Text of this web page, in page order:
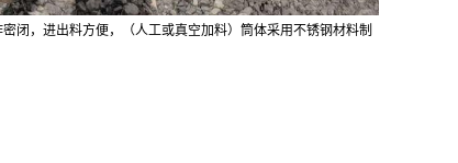
闭，进出料方便，（人工或真空加料）筒体采用不锈钢材料制